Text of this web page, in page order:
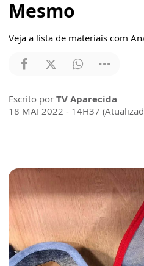
Mesmo
Veja a lista de materiais com
Escrito por TV Aparecida
18 MAI 2022 - 14H37